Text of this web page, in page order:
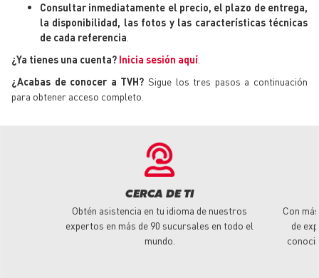
Consultar inmediatamente el precio, el plazo de entrega,
la disponibilidad, las fotos y las características técnicas
de cada referencia
¿Ya tienes una cuenta? Inicia sesión aquí
¿Acabas de conocer a TVH? Sigue los tres pasos a continuación
para obtener acceso completo.
CERCA DE TI
Obtén asistencia en tu idioma de nuestros
expertos en más de 90 sucursales en todo el
mundo.
Con
de